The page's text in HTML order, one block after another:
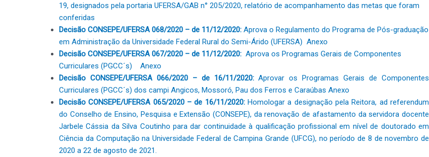
19, designados pela portaria UFERSA/GAB n° 205/2020, relatório de acompanhamento das metas que foram
conferidas
Decisão CONSEPE/UFERSA 068/2020 – de 11/12/2020: Aprova o Regulamento do Programa de Pós-graduação
em Administração da Universidade Federal Rural do Semi-Árido (UFERSA) Anexo
Decisão CONSEPE/UFERSA 067/2020 – de 11/12/2020: Aprova os Programas Gerais de Componentes
Curriculares (PGCC´s)
Anexo
Decisão CONSEPE/UFERSA 066/2020 – de 16/11/2020:Aprovar os Programas Gerais de Componentes
Curriculares (PGCC´s) dos campi Angicos, Mossoró, Pau dos Ferros e Caraúbas Anexo
Decisão CONSEPE/UFERSA 065/2020 – de 16/11/2020: Homologar a designação pela Reitora, ad referendum
do Conselho de Ensino, Pesquisa e Extensão (CONSEPE), da renovação de afastamento da servidora docente
Jarbele Cássia da Silva Coutinho para dar continuidade à qualificação profissional em nível de doutorado em
Ciência da Computação na Universidade Federal de Campina Grande (UFCG), no período de 8 de novembro de
2020 a 22 de agosto de 2021.